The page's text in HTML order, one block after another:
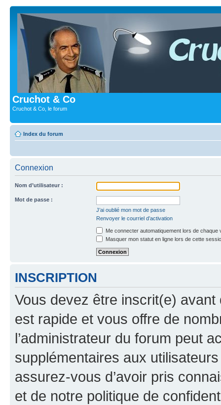
Cruchot & Co
Cruchot & Co, le forum
Index du forum
Connexion
Nom d’utilisateur :
Mot de passe :
J’ai oublié mon mot de passe
Renvoyer le courriel d’activation
Me connecter automatiquement lors de chaque
Masquer mon statut en ligne lors de cette
INSCRIPTION
Vous devez être inscrit(e) avant
est rapide et vous offre de
l’administrateur du forum peut
supplémentaires aux
assurez-vous d’avoir pris
et de notre politique de